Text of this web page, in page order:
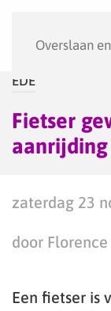
Overslaan
EDE
Fietser
aanrijding
zaterdag 23
door
Een fietser is